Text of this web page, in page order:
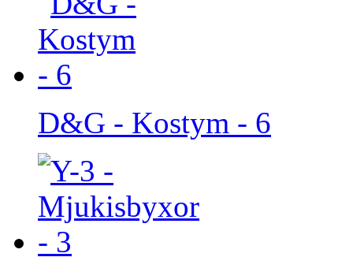
D&G - Kostym - 6